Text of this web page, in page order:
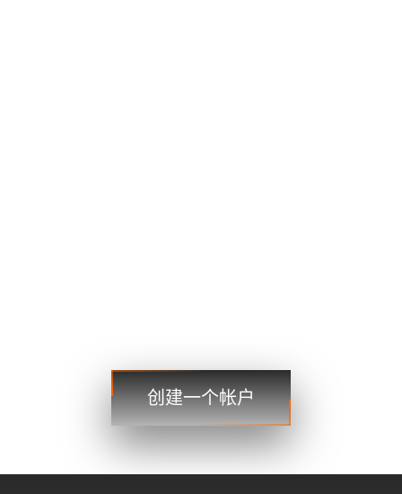
步骤 3贸易
创建一个帐户